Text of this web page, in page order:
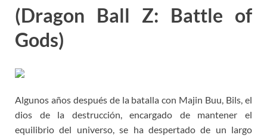
(Dragon Ball Z: Battle of
Gods)
Algunos años después de la batalla con Majin Buu, Bils, el
dios de la destrucción, encargado de mantener el
equilibrio del universo, se ha despertado de un largo